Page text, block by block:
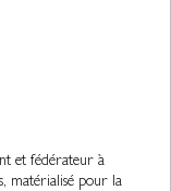
et fédérateur à
matérialisé pour la